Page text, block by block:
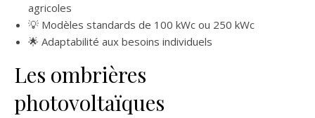
agricoles
💡 Modèles standards de 100 kWc ou 250 kWc
🌟 Adaptabilité aux besoins individuels
Les ombrières
photovoltaïques